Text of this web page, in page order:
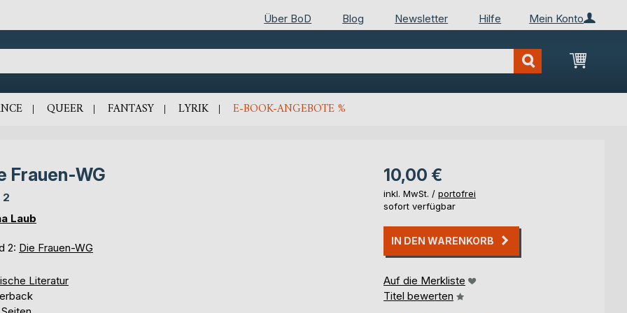
Mein Konto
Über BoD Blog Newsletter Hilfe
Mein
QUEER FANTASY LYRIK E-BOOK-ANGEBOTE %
Frauen-WG
2
Laub
2: Die Frauen-WG
Literatur
10,00 €
inkl. MwSt. / portofrei
sofort verfügbar
IN DEN WARENKORB
Auf die Merkliste
Titel bewerten